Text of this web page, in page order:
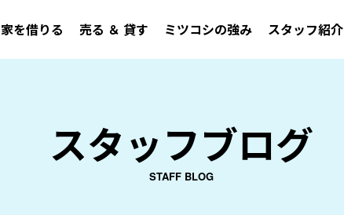
家を借りる 売る ＆ 貸す ミツコシの強み スタッフ紹介
スタッフブログ
STAFF BLOG